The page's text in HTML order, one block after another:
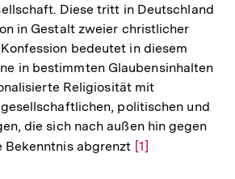
Diese tritt in Deutschland
in Gestalt zweier christlicher
bedeutet in diesem
in bestimmten Glaubensinhalten
Religiosität mit
politischen und
die sich nach außen hin gegen
Bekenntnis abgrenzt Zur
[1]